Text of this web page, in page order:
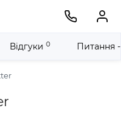
Відгуки 0 Питання